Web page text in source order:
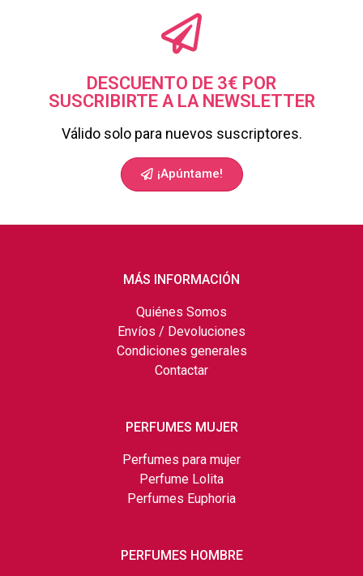
DESCUENTO DE 3€ POR
SUSCRIBIRTE A LA NEWSLETTER
Válido solo para nuevos suscriptores.
¡Apúntame!
MÁS INFORMACIÓN
Quiénes Somos
Envíos / Devoluciones
Condiciones generales
Contactar
PERFUMES MUJER
Perfumes para mujer
Perfume Lolita
Perfumes Euphoria
PERFUMES HOMBRE